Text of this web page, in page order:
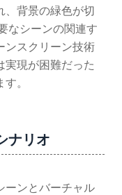
、背景の緑色が切
なシーンの関連す
ンスクリーン技術
実現が困難だった
。
ナリオ
ーンとバーチャル